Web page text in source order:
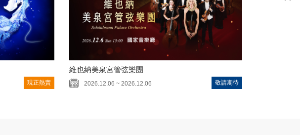
現正熱賣
維也納美泉宮管弦樂團
2026.12.06 ~ 2026.12.06 敬請期待